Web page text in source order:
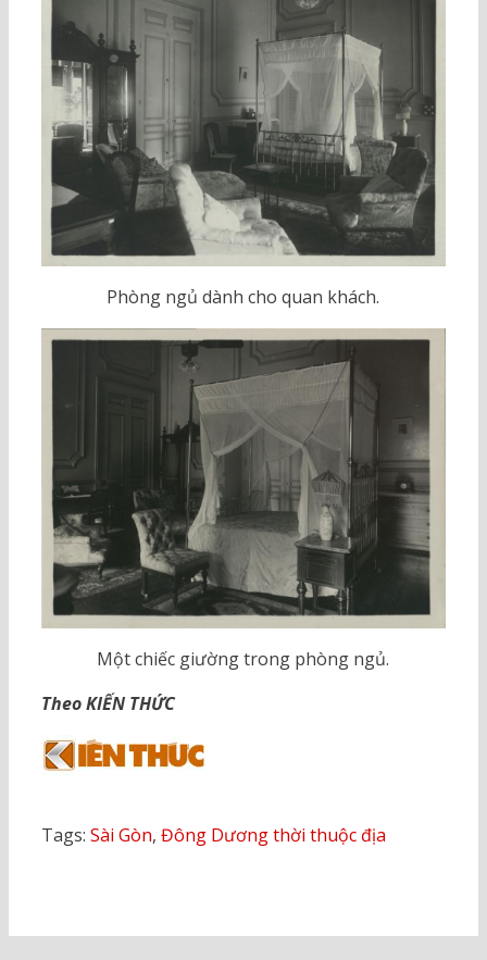
Phòng ngủ dành cho quan khách.
Một chiếc giường trong phòng ngủ.
Theo KIẾN THỨC
Tags: Sài Gòn, Đông Dương thời thuộc địa